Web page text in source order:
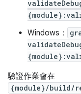
Windows：
驗證作業會在
{module}/build/